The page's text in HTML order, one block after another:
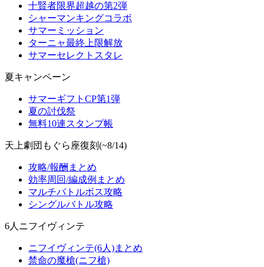
十賢者限界超越の第2弾
シャーマンキングコラボ
サマーミッション
ターニャ最終上限解放
サマーセレクトスタレ
夏キャンペーン
サマーギフトCP第1弾
夏の討伐祭
無料10連スタンプ帳
天上劇団もぐら座復刻(~8/14)
攻略/報酬まとめ
効率周回/編成例まとめ
マルチバトルボス攻略
シングルバトル攻略
6人ニフイヴィンテ
ニフイヴィンテ(6人)まとめ
禁命の魔槍(ニフ槍)